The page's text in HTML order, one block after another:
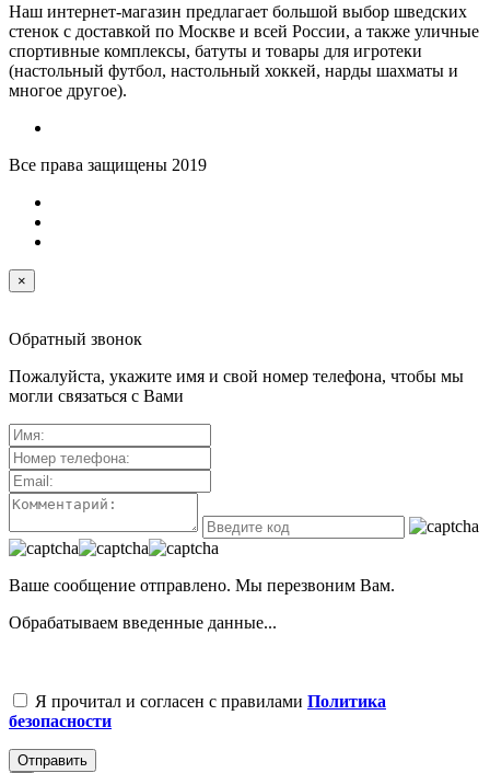
Наш интернет-магазин предлагает большой выбор шведских
стенок с доставкой по Москве и всей России, а также уличные
спортивные комплексы, батуты и товары для игротеки
(настольный футбол, настольный хоккей, нарды шахматы и
многое другое).
Все права защищены 2019
×
Обратный звонок
Пожалуйста, укажите имя и свой номер телефона, чтобы мы
могли связаться с Вами
Ваше сообщение отправлено. Мы перезвоним Вам.
Обрабатываем введенные данные...
Я прочитал и согласен с правилами Политика
безопасности
Отправить